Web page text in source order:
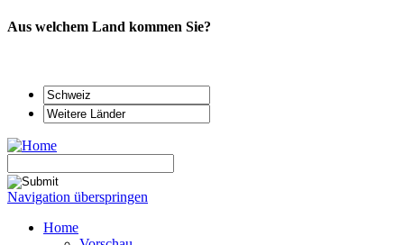
Aus welchem Land kommen Sie?
Navigation überspringen
Home